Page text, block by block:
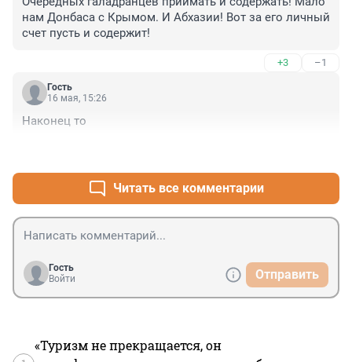
нам Донбаса с Крымом. И Абхазии! Вот за его личный
счет пусть и содержит!
+3 –1
Гость
16 мая, 15:26
Наконец то
Читать все комментарии
Гость
Войти
Отправить
«Туризм не прекращается, он